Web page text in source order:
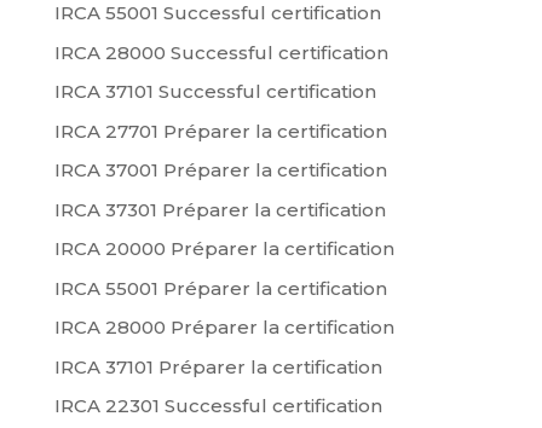
IRCA 55001 Successful certification
IRCA 28000 Successful certification
IRCA 37101 Successful certification
IRCA 27701 Préparer la certification
IRCA 37001 Préparer la certification
IRCA 37301 Préparer la certification
IRCA 20000 Préparer la certification
IRCA 55001 Préparer la certification
IRCA 28000 Préparer la certification
IRCA 37101 Préparer la certification
IRCA 22301 Successful certification